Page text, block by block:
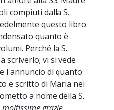
compiuti dalla S.
questo libro.
quanto è
Perché la S.
scriverlo; vi si vede
l'annuncio di quanto
e scritto di Maria nei
a nome della S.
grazie,